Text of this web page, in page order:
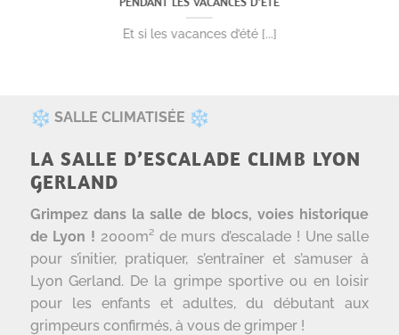
Et si les vacances d’été [...]
SALLE CLIMATISÉE
LA SALLE D’ESCALADE CLIMB LYON
GERLAND
Grimpez dans la salle de blocs, voies historique
de Lyon ! 2000m² de murs d’escalade ! Une salle
pour s’initier, pratiquer, s’entraîner et s’amuser à
Lyon Gerland. De la grimpe sportive ou en loisir
pour les enfants et adultes, du débutant aux
grimpeurs confirmés, à vous de grimper !